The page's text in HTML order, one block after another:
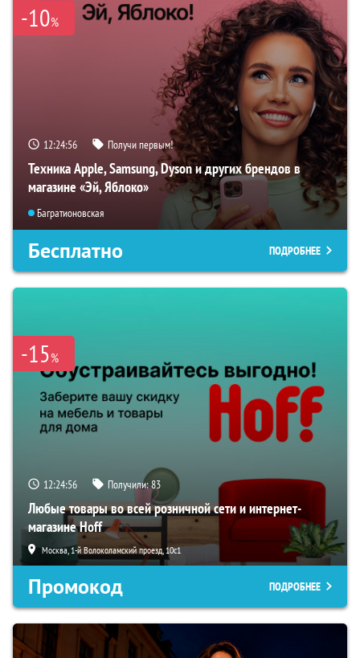
-10%
12:24:55 Получи первым!
Техника Apple, Samsung, Dyson и других брендов в
магазине «Эй, Яблоко»
Багратионовская
Бесплатно ПОДРОБНЕЕ
-15%
12:24:55 Получили:83
Любые товары во всей розничной сети и интернет-
магазине Hoff
Москва, 1-й Волоколамский проезд, 10с1
Промокод ПОДРОБНЕЕ